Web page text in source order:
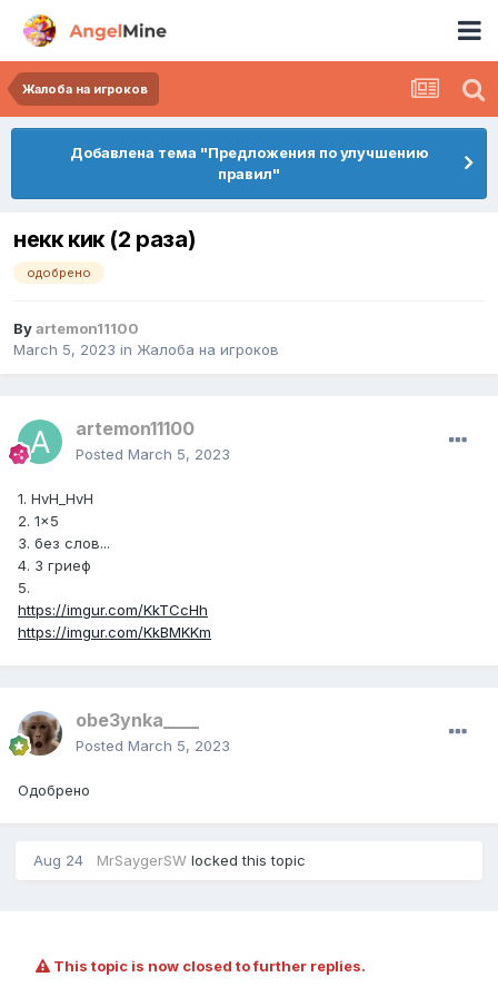
Жалоба на игроков
Добавлена тема "Предложения по улучшению
правил"
некк кик (2 раза)
одобрено
Byartemon11100
March 5, 2023 in Жалоба на игроков
artemon11100
Posted March 5, 2023
1. HvH_HvH
2. 1x5
3. без слов...
4. 3 гриеф
5.
https://imgur.com/KkTCcHh
https://imgur.com/KkBMKKm
obe3ynka____
Posted March 5, 2023
Одобрено
Aug 24 MrSaygerSW locked this topic
This topic is now closed to further replies.